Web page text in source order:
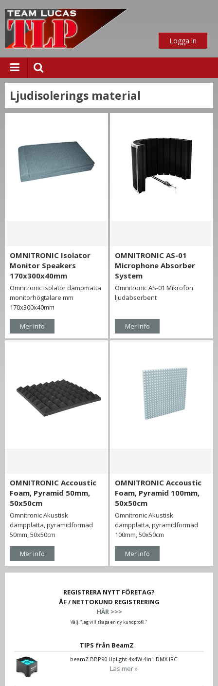
Logga in
Ljudisolerings material
OMNITRONIC Isolator
Monitor Speakers
170x300x40mm
Omnitronic Isolator dämpmatta
monitorhögtalare mm
170x300x40mm
Mer info
OMNITRONIC AS-01
Microphone Absorber
System
Omnitronic AS-01 Mikrofon
ljudabsorbent
Mer info
OMNITRONIC Accoustic
Foam, Pyramid 50mm,
50x50cm
Omnitronic Akustisk
dämpplatta, pyramidformad
50mm, 50x50cm
Mer info
OMNITRONIC Accoustic
Foam, Pyramid 100mm,
50x50cm
Omnitronic Akustisk
dämpplatta, pyramidformad
100mm, 50x50cm
Mer info
REGISTRERA NYTT FÖRETAG?
ÅF / NETTOKUND REGISTRERING
HÄR >>>
Välj: "Jag vill skapa en ny kundprofil."
TIPS från BeamZ
beamZ BBP90 Uplight 4x4W 4in1 DMX IRC
Läs mer »